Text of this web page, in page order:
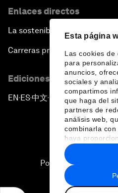
Esta página
Las cookies de
para
anuncios,
sociales y
compartimos
que haga del
partners de
análisis web,
combinarla
haya
recopilado a
hecho de sus
Enlaces directos
La sostenibilidad en el Foro
Carreras profesionales
Ediciones en otros
EN ▪ ES▪中文▪ 日本語
Política de